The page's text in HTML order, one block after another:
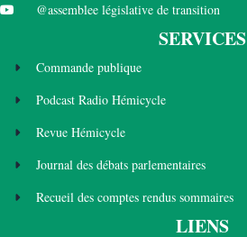
@assemblee législative de transition
SERVICES
Commande publique
Podcast Radio Hémicycle
Revue Hémicycle
Journal des débats parlementaires
Recueil des comptes rendus sommaires
LIENS